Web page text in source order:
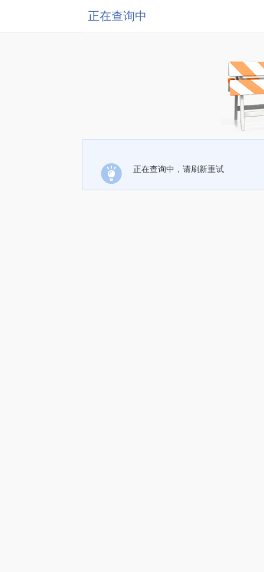
正在查询中
正在查询中，请刷新重试